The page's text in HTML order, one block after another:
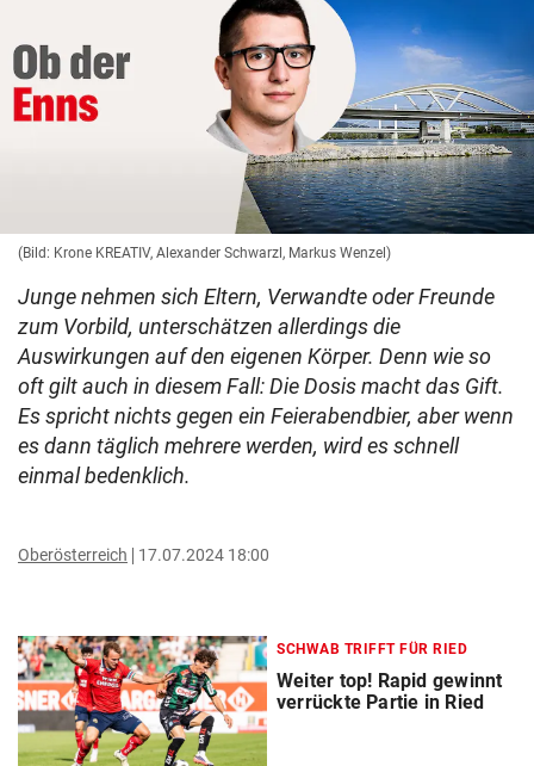
(Bild: Krone KREATIV, Alexander Schwarzl, Markus Wenzel)
Junge nehmen sich Eltern, Verwandte oder Freunde
zum Vorbild, unterschätzen allerdings die
Auswirkungen auf den eigenen Körper. Denn wie so
oft gilt auch in diesem Fall: Die Dosis macht das Gift.
Es spricht nichts gegen ein Feierabendbier, aber wenn
es dann täglich mehrere werden, wird es schnell
einmal bedenklich.
Oberösterreich 17.07.2024 18:00
SCHWAB TRIFFT FÜR RIED
Weiter top! Rapid gewinnt
verrückte Partie in Ried